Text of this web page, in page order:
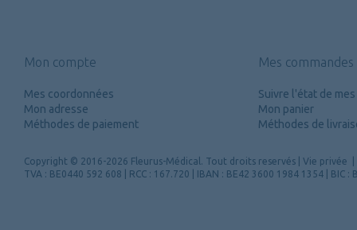
Mon compte
Mes coordonnées
Mon adresse
Méthodes de paiement
Mes commandes
Suivre l'état de
Mon panier
Méthodes de
Copyright © 2016-2026 Fleurus-Médical. Tout droits reservés Vie privée
TVA : BE0440 592 608 | RCC : 167.720 | IBAN : BE42 3600 1984 1354 | BIC :